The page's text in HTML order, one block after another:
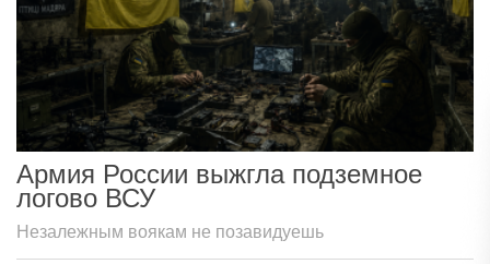
Армия России выжгла подземное
логово ВСУ
Незалежным воякам не позавидуешь